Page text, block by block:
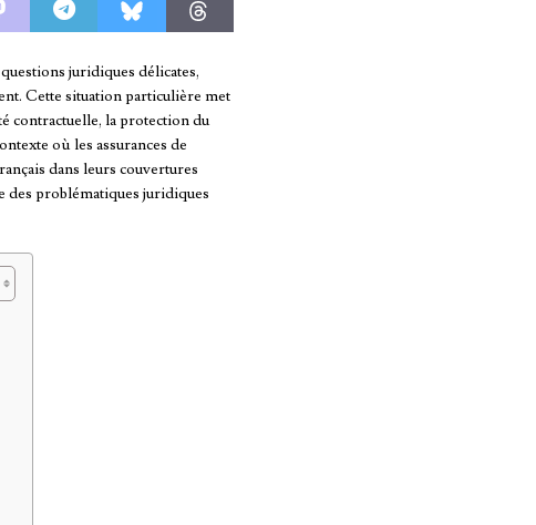
juridiques délicates,
Cette situation particulière met
contractuelle, la protection du
où les assurances de
dans leurs couvertures
des problématiques juridiques